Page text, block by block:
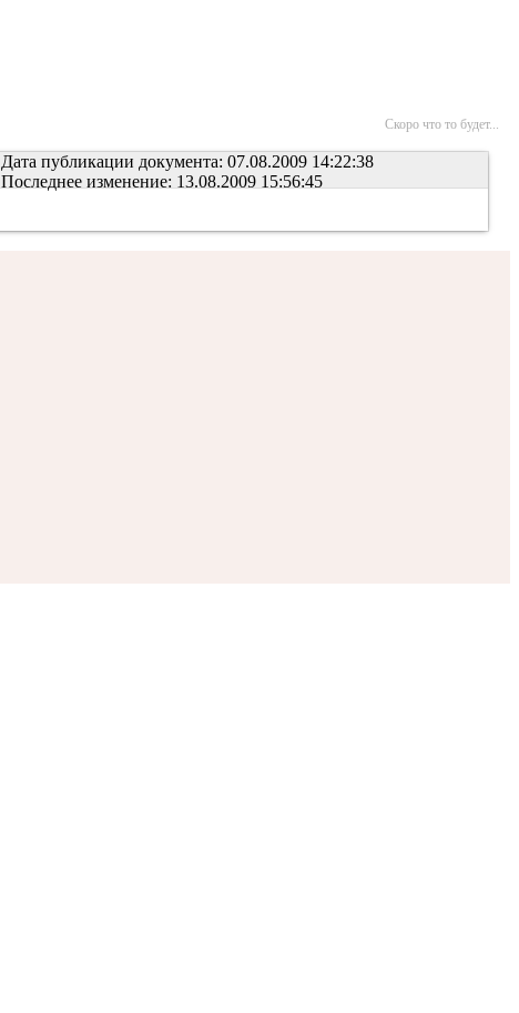
Скоро что то будет...
Дата публикации документа: 07.08.2009 14:22:38
Последнее изменение: 13.08.2009 15:56:45